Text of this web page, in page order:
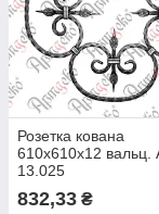
Розетка кована
610х610х12 вальц.
13.025
832,33 ₴